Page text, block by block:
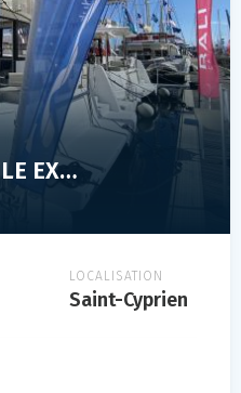
BALI BALI 4.4 MODELE EXPO SALON
LOCALISATION
Saint-Cyprien